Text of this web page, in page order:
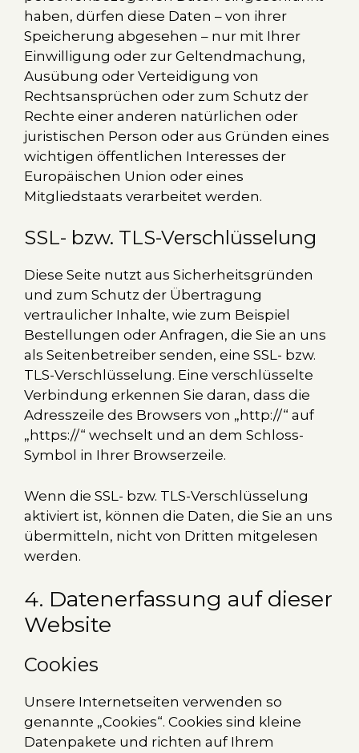
haben, dürfen diese Daten – von ihrer
Speicherung abgesehen – nur mit Ihrer
Einwilligung oder zur Geltendmachung,
Ausübung oder Verteidigung von
Rechtsansprüchen oder zum Schutz der
Rechte einer anderen natürlichen oder
juristischen Person oder aus Gründen eines
wichtigen öffentlichen Interesses der
Europäischen Union oder eines
Mitgliedstaats verarbeitet werden.
SSL- bzw. TLS-Verschlüsselung
Diese Seite nutzt aus Sicherheitsgründen
und zum Schutz der Übertragung
vertraulicher Inhalte, wie zum Beispiel
Bestellungen oder Anfragen, die Sie an uns
als Seitenbetreiber senden, eine SSL- bzw.
TLS-Verschlüsselung. Eine verschlüsselte
Verbindung erkennen Sie daran, dass die
Adresszeile des Browsers von „http://“ auf
„https://“ wechselt und an dem Schloss-
Symbol in Ihrer Browserzeile.
Wenn die SSL- bzw. TLS-Verschlüsselung
aktiviert ist, können die Daten, die Sie an uns
übermitteln, nicht von Dritten mitgelesen
werden.
4. Datenerfassung auf dieser
Website
Cookies
Unsere Internetseiten verwenden so
genannte „Cookies“. Cookies sind kleine
Datenpakete und richten auf Ihrem